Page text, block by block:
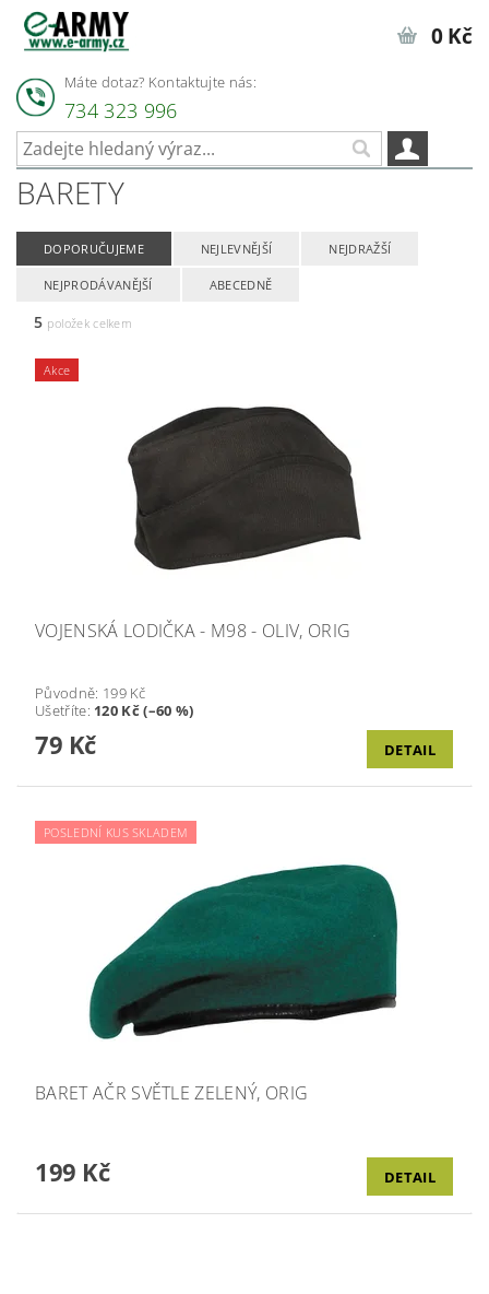
Máte dotaz? Kontaktujte nás:
734 323 996
0 Kč
BARETY
DOPORUČUJEME NEJLEVNĚJŠÍ NEJDRAŽŠÍ
NEJPRODÁVANĚJŠÍ ABECEDNĚ
5 položek celkem
Akce
VOJENSKÁ LODIČKA - M98 - OLIV, ORIG
Původně: 199 Kč
Ušetříte: 120 Kč (–60 %)
79 Kč DETAIL
POSLEDNÍ KUS SKLADEM
BARET AČR SVĚTLE ZELENÝ, ORIG
199 Kč DETAIL